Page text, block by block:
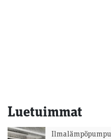
Luetuimmat